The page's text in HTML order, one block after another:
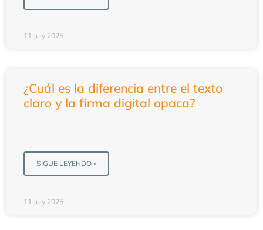
11 July 2025
¿Cuál es la diferencia entre el texto
claro y la firma digital opaca?
SIGUE LEYENDO »
11 July 2025